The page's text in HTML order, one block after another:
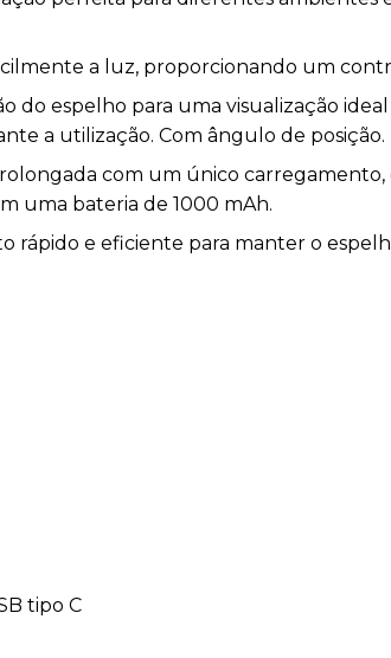
a luz, proporcionando um
do espelho para uma visualização
a utilização. Com ângulo de posição.
com um único
uma bateria de 1000 mAh.
rápido e eficiente para manter o
tipo C